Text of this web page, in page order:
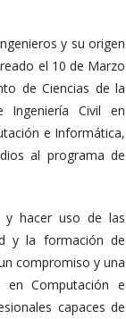
y su origen
el 10 de Marzo
de Ciencias de la
Ingeniería Civil en
e Informática,
al programa de
y hacer uso de las
y la formación de
compromiso y una
Computación e
capaces de